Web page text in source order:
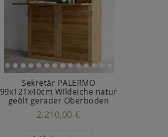
Sekretär PALERMO
99x121x40cm Wildeiche natur
geölt gerader Oberboden
2.210,00 €